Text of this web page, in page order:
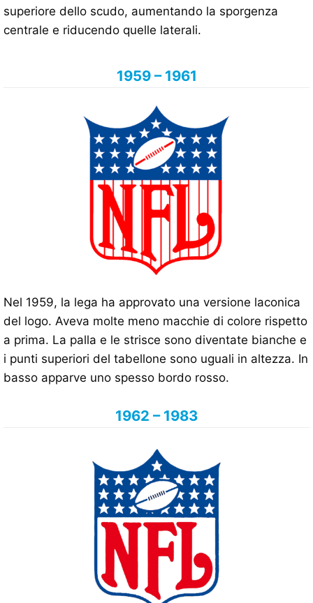
superiore dello scudo, aumentando la sporgenza
centrale e riducendo quelle laterali.
1959 – 1961
Nel 1959, la lega ha approvato una versione laconica
del logo. Aveva molte meno macchie di colore rispetto
a prima. La palla e le strisce sono diventate bianche e
i punti superiori del tabellone sono uguali in altezza. In
basso apparve uno spesso bordo rosso.
1962 – 1983